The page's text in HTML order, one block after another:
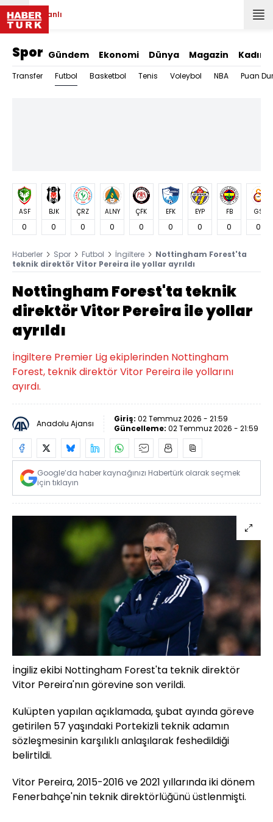
Canlı
Spor Gündem Ekonomi Dünya Magazin Kadın
Transfer Futbol Basketbol Tenis Voleybol NBA Puan
ASF
0
BJK
0
ÇRZ
0
ALNY
0
ÇFK
0
EFK
0
EYP
0
FB
0
GS
0
Haberler Spor Futbol İngiltere
Nottingham Forest'ta
teknik direktör Vitor Pereira ile yollar ayrıldı
Nottingham Forest'ta teknik
direktör Vitor Pereira ile yollar
ayrıldı
İngiltere Premier Lig ekiplerinden Nottingham
Forest, teknik direktör Vitor Pereira ile yollarını
ayırdı.
Anadolu Ajansı Giriş: 02 Temmuz 2026 - 21:59
Güncelleme: 02 Temmuz 2026 - 21:59
Google’da haber kaynağınızı Habertürk olarak seçmek
için tıklayın
İngiliz ekibi Nottingham Forest'ta teknik direktör
Vitor Pereira'nın görevine son verildi.
Kulüpten yapılan açıklamada, şubat ayında göreve
getirilen 57 yaşındaki Portekizli teknik adamın
sözleşmesinin karşılıklı anlaşılarak feshedildiği
belirtildi.
Vitor Pereira, 2015-2016 ve 2021 yıllarında iki dönem
Fenerbahçe'nin teknik direktörlüğünü üstlenmişti.